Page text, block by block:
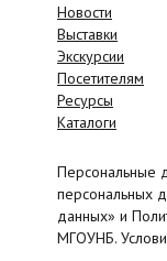
Новости
Выставки
Экскурсии
Посетителям
Ресурсы
Каталоги
Персональные
персональных
данных» и
МГОУНБ.